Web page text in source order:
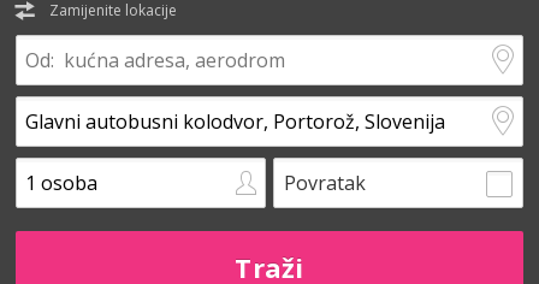
Zamijenite lokacije
Povratak